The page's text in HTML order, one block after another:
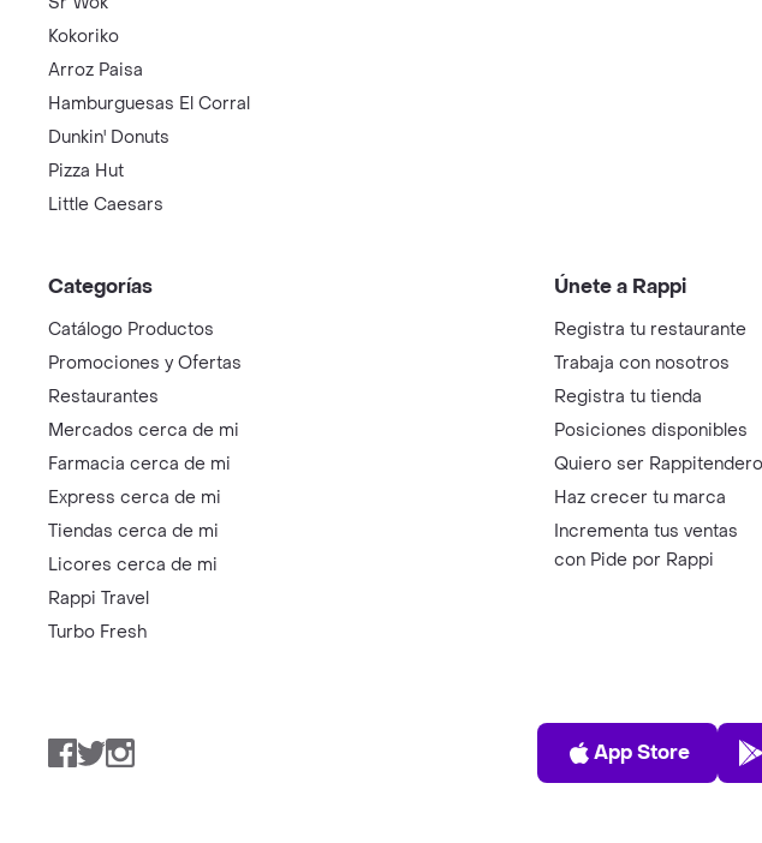
Kokoriko
Arroz Paisa
Hamburguesas El Corral
Dunkin' Donuts
Pizza Hut
Little Caesars
Categorías
Catálogo Productos
Promociones y Ofertas
Restaurantes
Mercados cerca de mi
Farmacia cerca de mi
Express cerca de mi
Tiendas cerca de mi
Licores cerca de mi
Rappi Travel
Turbo Fresh
Únete a Rappi
Registra tu restaurante
Trabaja con nosotros
Registra tu tienda
Posiciones disponibles
Quiero ser Rappitendero
Haz crecer tu marca
Incrementa tus ventas
con Pide por Rappi
Facebook
TwitterInstagram
App Store
App Store